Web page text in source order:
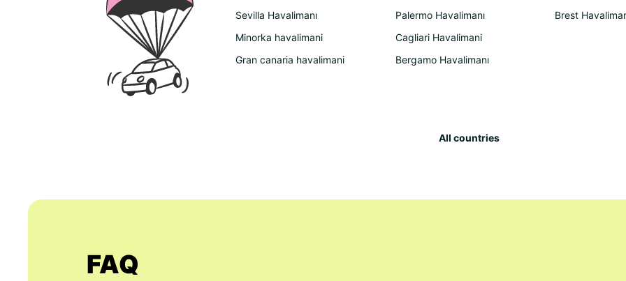
Sevilla Havalimanı
Minorka havalimani
Gran canaria havalimani
Palermo Havalimanı
Cagliari Havalimani
Bergamo Havalimanı
Brest
All countries
FAQ